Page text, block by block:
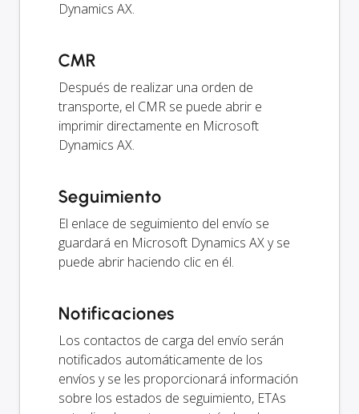
Dynamics AX.
CMR
Después de realizar una orden de
transporte, el CMR se puede abrir e
imprimir directamente en Microsoft
Dynamics AX.
Seguimiento
El enlace de seguimiento del envío se
guardará en Microsoft Dynamics AX y se
puede abrir haciendo clic en él.
Notificaciones
Los contactos de carga del envío serán
notificados automáticamente de los
envíos y se les proporcionará información
sobre los estados de seguimiento, ETAs